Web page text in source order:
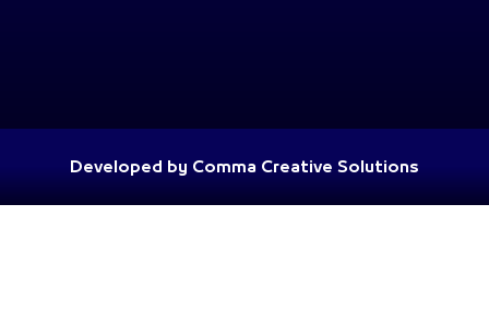
Developed by Comma Creative Solutions